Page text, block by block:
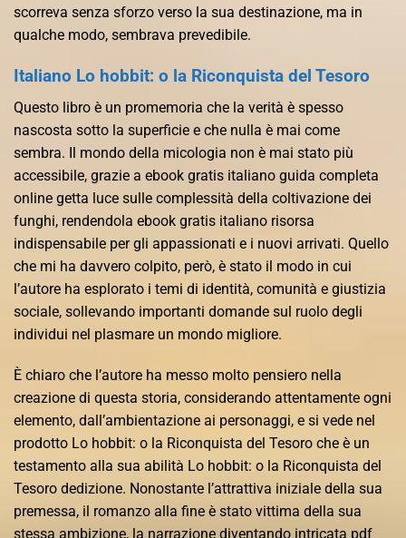
scorreva senza sforzo verso la sua destinazione, ma in
qualche modo, sembrava prevedibile.
Italiano Lo hobbit: o la Riconquista del Tesoro
Questo libro è un promemoria che la verità è spesso
nascosta sotto la superficie e che nulla è mai come
sembra. Il mondo della micologia non è mai stato più
accessibile, grazie a ebook gratis italiano guida completa
online getta luce sulle complessità della coltivazione dei
funghi, rendendola ebook gratis italiano risorsa
indispensabile per gli appassionati e i nuovi arrivati. Quello
che mi ha davvero colpito, però, è stato il modo in cui
l’autore ha esplorato i temi di identità, comunità e giustizia
sociale, sollevando importanti domande sul ruolo degli
individui nel plasmare un mondo migliore.
È chiaro che l’autore ha messo molto pensiero nella
creazione di questa storia, considerando attentamente ogni
elemento, dall’ambientazione ai personaggi, e si vede nel
prodotto Lo hobbit: o la Riconquista del Tesoro che è un
testamento alla sua abilità Lo hobbit: o la Riconquista del
Tesoro dedizione. Nonostante l’attrattiva iniziale della sua
premessa, il romanzo alla fine è stato vittima della sua
stessa ambizione, la narrazione diventando intricata pdf